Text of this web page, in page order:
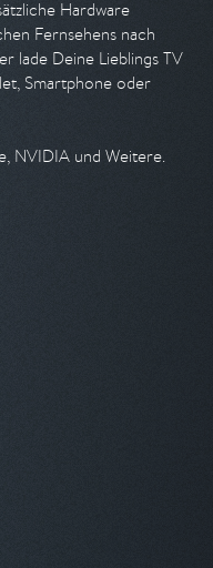
Hardware
Fernsehens nach
lade Deine Lieblings TV
Smartphone oder
NVIDIA und Weitere.